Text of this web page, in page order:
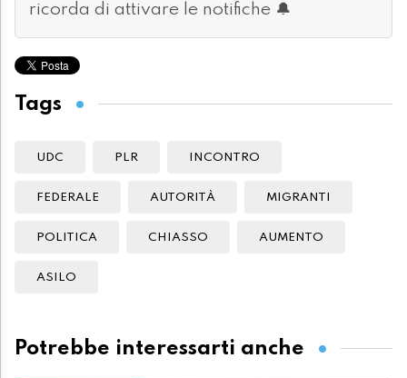
ricorda di attivare le notifiche 🔔
Tags
UDC PLR INCONTRO
FEDERALE AUTORITÀ MIGRANTI
POLITICA CHIASSO AUMENTO
ASILO
Potrebbe interessarti anche